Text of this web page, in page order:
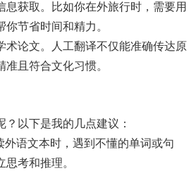
获取。比如你在外旅行时，需要用
节省时间和精力。
术论文。人工翻译不仅能准确传达原
且符合文化习惯。
以下是我的几点建议：
语文本时，遇到不懂的单词或句
考和推理。